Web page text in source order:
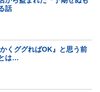
話
かくググればOK』と思う前
は…